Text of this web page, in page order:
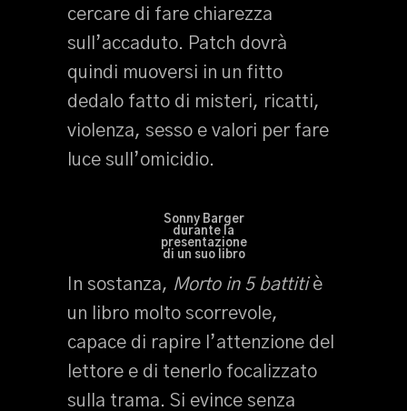
cercare di fare chiarezza
sull’accaduto. Patch dovrà
quindi muoversi in un fitto
dedalo fatto di misteri, ricatti,
violenza, sesso e valori per fare
luce sull’omicidio.
Sonny Barger
durante la
presentazione
di un suo libro
In sostanza, Morto in 5 battitiè
un libro molto scorrevole,
capace di rapire l’attenzione del
lettore e di tenerlo focalizzato
sulla trama. Si evince senza